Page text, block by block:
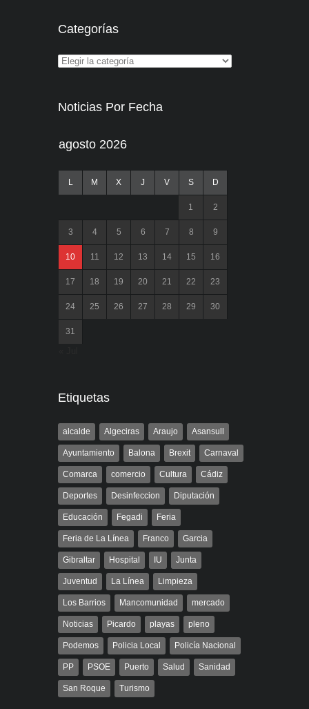
Categorías
Noticias Por Fecha
agosto 2026
L M X J V S D
1 2
3 4 5 6 7 8 9
10 11 12 13 14 15 16
17 18 19 20 21 22 23
24 25 26 27 28 29 30
31
Etiquetas
alcalde Algeciras Araujo Asansull
Ayuntamiento Balona Brexit Carnaval
Comarca comercio Cultura Cádiz
Deportes Desinfeccion Diputación
Educación Fegadi Feria
Feria de La Línea Franco Garcia
Gibraltar Hospital IU Junta
Juventud La Línea Limpieza
Los Barrios Mancomunidad mercado
Noticias Picardo playas pleno
Podemos Policia Local Policía Nacional
PP PSOE Puerto Salud Sanidad
San Roque Turismo